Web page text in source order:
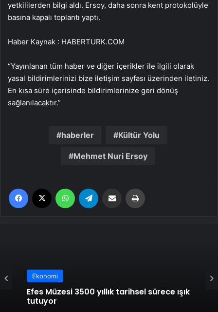
yetkililerden bilgi aldı. Ersoy, daha sonra kent protokolüyle
basına kapalı toplantı yaptı.
Haber Kaynak : HABERTURK.COM
“Yayınlanan tüm haber ve diğer içerikler ile ilgili olarak
yasal bildirimlerinizi bize iletişim sayfası üzerinden iletiniz.
En kısa süre içerisinde bildirimlerinize geri dönüş
sağlanılacaktır.”
haberler Kültür Yolu
Mehmet Nuri Ersoy
Facebook WhatsApp Email'den paylaş
Ekonomi
Efes Müzesi 3500 yıllık tarihsel sürece ışık
tutuyor